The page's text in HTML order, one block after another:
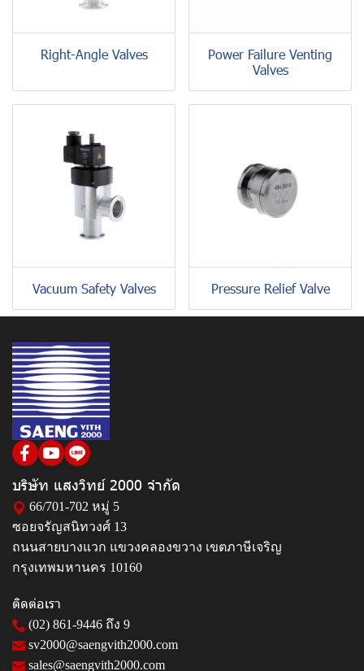
Right-Angle Valves
Power Failure Venting
Valves
Vacuum Safety Valves Pressure Relief Valve
บริษัท แสงวิทย์ 2000 จำกัด
66/701-702 หมู่ 5
ซอยจรัญสนิทวงศ์ 13
ถนนสายบางแวก แขวงคลองขวาง เขตภาษีเจริญ
กรุงเทพมหานคร 10160
ติดต่อเรา
(02) 861-9446 ถึง 9
sv2000@saengvith2000.com
sales@saengvith2000.com